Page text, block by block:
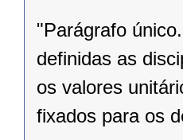
"Parágrafo
definidas as
os valores
fixados para os